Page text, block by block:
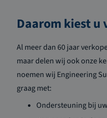
Daarom kiest u
Al meer dan 60 jaar
maar delen wij ook onze
noemen wij Engineering
graag met:
Ondersteuning bij